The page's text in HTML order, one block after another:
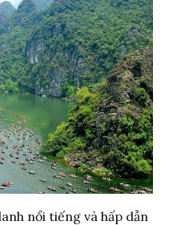
nổi tiếng và hấp dẫn